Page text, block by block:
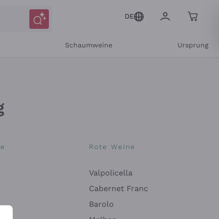
DE
Schaumweine Ursprung
Rote Weine
Valpolicella
Cabernet Franc
Barolo
und personalisierten Angeboten